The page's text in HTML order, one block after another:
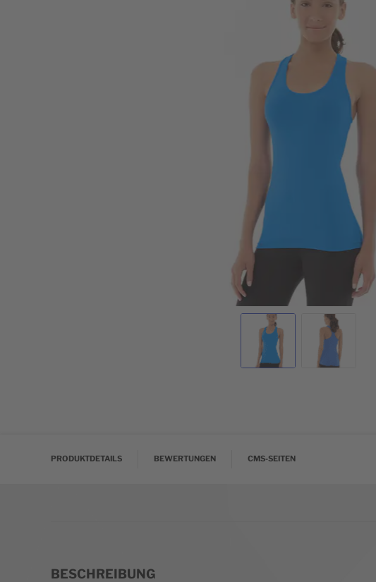
PRODUKTDETAILS BEWERTUNGEN CMS-SEITEN
BESCHREIBUNG